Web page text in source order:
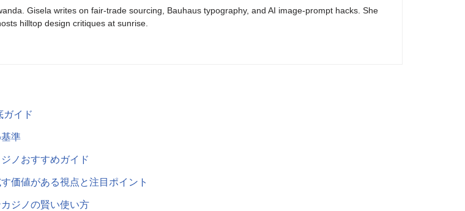
Gisela writes on fair-trade sourcing, Bauhaus typography, and AI image-prompt hacks. She
hilltop design critiques at sunrise.
ガイド
準
ノおすすめガイド
価値がある視点と注目ポイント
ジノの賢い使い方